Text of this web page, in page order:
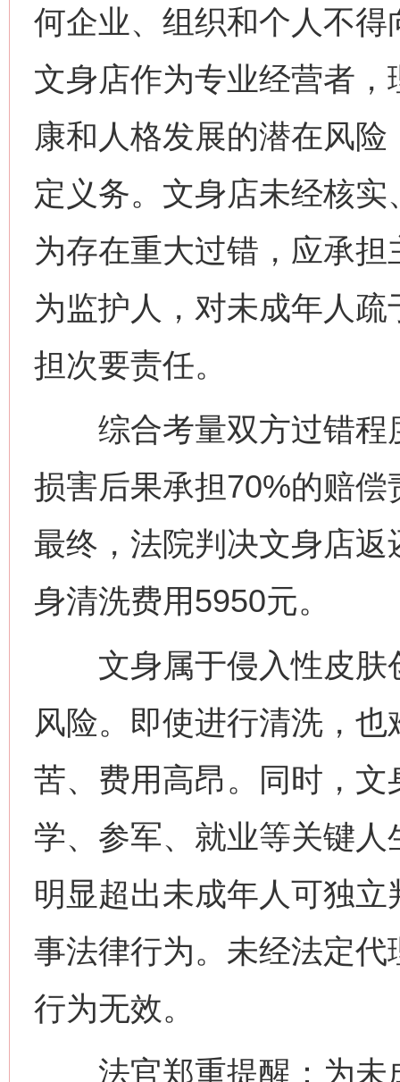
何企业、组织和个人不
文身店作为专业经营者
康和人格发展的潜在风
定义务。文身店未经核
为存在重大过错，应承
为监护人，对未成年人
担次要责任。
综合考量双方过错程
损害后果承担70%的赔
最终，法院判决文身店
身清洗费用5950元。
文身属于侵入性皮肤
风险。即使进行清洗，
苦、费用高昂。同时，
学、参军、就业等关键
明显超出未成年人可独
事法律行为。未经法定
行为无效。
法官郑重提醒：为未